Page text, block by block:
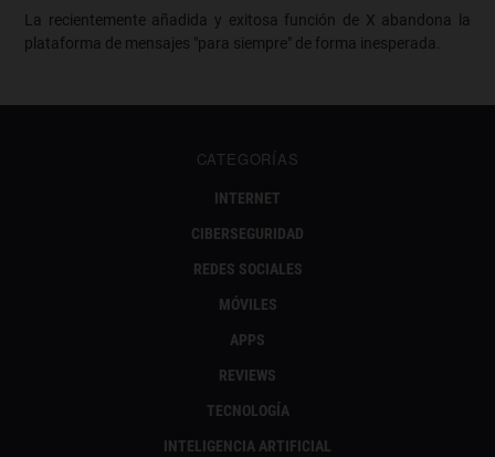
La recientemente añadida y exitosa función de X abandona la
plataforma de mensajes "para siempre" de forma inesperada.
CATEGORÍAS
INTERNET
CIBERSEGURIDAD
REDES SOCIALES
MÓVILES
APPS
REVIEWS
TECNOLOGÍA
INTELIGENCIA ARTIFICIAL